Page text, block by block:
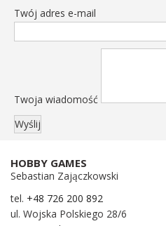
Twój adres e-mail
Twoja wiadomość
HOBBY GAMES
Sebastian Zajączkowski
tel. +48 726 200 892
ul. Wojska Polskiego 28/6